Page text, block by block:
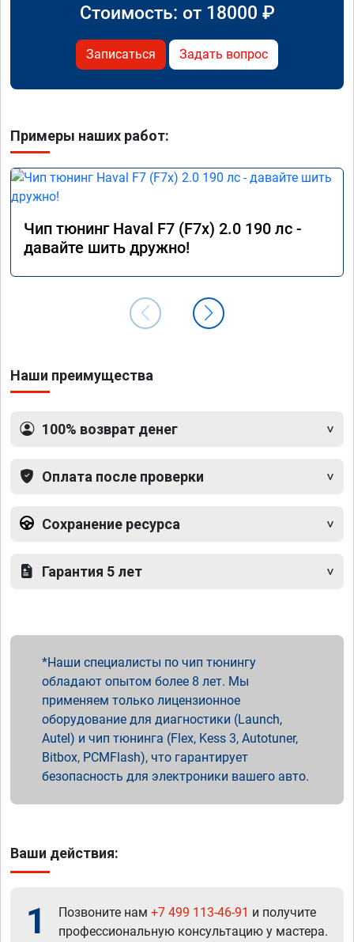
Стоимость: от 18000 ₽
Записаться Задать вопрос
Примеры наших работ:
Чип тюнинг Haval F7 (F7x) 2.0 190 лс -
давайте шить дружно!
Наши преимущества
100% возврат денег
Оплата после проверки
Сохранение ресурса
Гарантия 5 лет
Наши специалисты по чип тюнингу
обладают опытом более 8 лет. Мы
применяем только лицензионное
оборудование для диагностики (Launch,
Autel) и чип тюнинга (Flex, Kess 3, Autotuner,
Bitbox, PCMFlash), что гарантирует
безопасность для электроники вашего авто.
Ваши действия:
1 Позвоните нам +7 499 113-46-91 и получите
профессиональную консультацию у мастера.